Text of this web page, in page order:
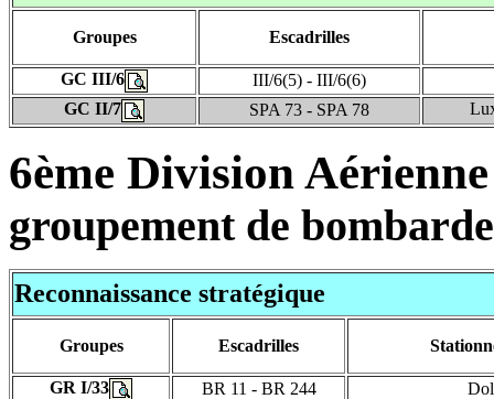
Groupes Escadrilles
GC III/6
III/6(5) - III/6(6)
GC II/7
SPA 73 - SPA 78
6ème Division Aérienne
groupement de
Reconnaissance stratégique
Groupes Escadrilles
GR I/33 BR 11 - BR 244